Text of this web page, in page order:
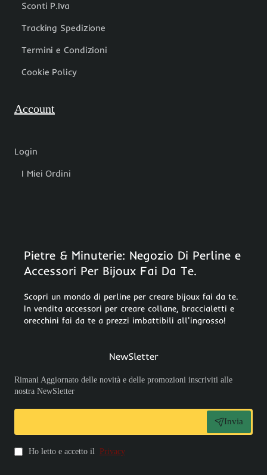
Sconti P.Iva
Tracking Spedizione
Termini e Condizioni
Cookie Policy
Account
Login
I Miei Ordini
Pietre & Minuterie: Negozio Di Perline e
Accessori Per Bijoux Fai Da Te.
Scopri un mondo di perline per creare bijoux fai da te.
In vendita accessori per creare collane, braccialetti e
orecchini fai da te a prezzi imbattibili all'ingrosso!
NewSletter
Rimani Aggiornato delle novità e delle promozioni inscriviti alle
nostra NewSletter
Invia
Ho letto e accetto il Privacy